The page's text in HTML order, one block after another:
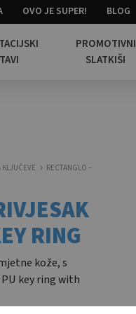
OVO JE SUPER! BLOG
PROMOTIVNI
SLATKIŠI
KLJUČEVE
RECTANGLO –
RING
kože, s
key ring with